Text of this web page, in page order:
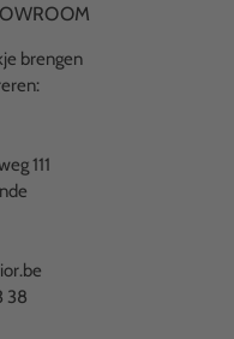
brengen
111
38